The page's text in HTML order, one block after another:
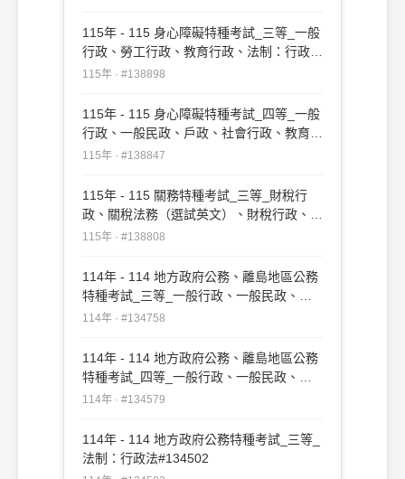
115年 - 115 身心障礙特種考試_三等_一般
行政、勞工行政、教育行政、法制：行政法
#138898
115年 · #138898
115年 - 115 身心障礙特種考試_四等_一般
行政、一般民政、戶政、社會行政、教育行
政：行政法概要#138847
115年 · #138847
115年 - 115 關務特種考試_三等_財稅行
政、關稅法務（選試英文）、財稅行政、關
稅法務（選試日文）：行政法#138808
115年 · #138808
114年 - 114 地方政府公務、離島地區公務
特種考試_三等_一般行政、一般民政、戶
政、原住民族行政、社會行政、勞工行政、
政、農業行政：行政法#134758
114年 · #134758
114年 - 114 地方政府公務、離島地區公務
特種考試_四等_一般行政、一般民政、客
家事務行政、戶政、原住民族行政、社會行
行政、法律廉政、財經廉政：行政法概要
#134579
114年 · #134579
114年 - 114 地方政府公務特種考試_三等_
法制：行政法#134502